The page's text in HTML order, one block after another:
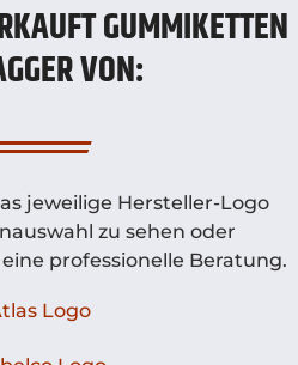
GUMMIKETTEN
VON:
jeweilige Hersteller-Logo
zu sehen oder
professionelle Beratung.